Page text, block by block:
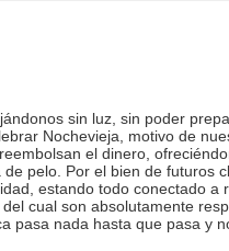
sin luz, sin poder
Nochevieja, motivo de
el dinero,
pelo. Por el bien de futuros
estando todo conectado a
cual son absolutamente
pasa nada hasta que pasa y